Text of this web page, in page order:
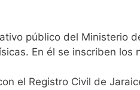
público del Ministerio
En él se inscriben
el Registro Civil de